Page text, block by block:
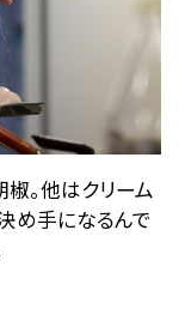
。他はクリーム
め手になるんで